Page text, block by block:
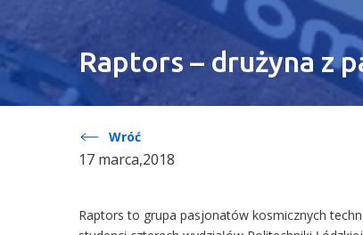
Raptors – drużyna z
Wróć
17 marca,2018
Raptors to grupa pasjonatów kosmicznych